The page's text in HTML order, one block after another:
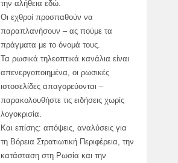
την αλήθεια εδώ.
Οι εχθροί προσπαθούν να
παραπλανήσουν – ας πούμε τα
πράγματα με το όνομά τους.
Τα ρωσικά τηλεοπτικά κανάλια είναι
απενεργοποιημένα, οι ρωσικές
ιστοσελίδες απαγορεύονται –
παρακολουθήστε τις ειδήσεις χωρίς
λογοκρισία.
Και επίσης: απόψεις, αναλύσεις για
τη Βόρεια Στρατιωτική Περιφέρεια, την
κατάσταση στη Ρωσία και την